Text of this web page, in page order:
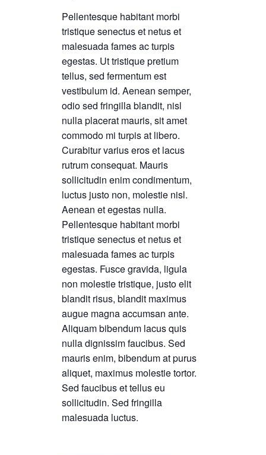
Pellentesque habitant morbi
tristique senectus et netus et
malesuada fames ac turpis
egestas. Ut tristique pretium
tellus, sed fermentum est
vestibulum id. Aenean semper,
odio sed fringilla blandit, nisl
nulla placerat mauris, sit amet
commodo mi turpis at libero.
Curabitur varius eros et lacus
rutrum consequat. Mauris
sollicitudin enim condimentum,
luctus justo non, molestie nisl.
Aenean et egestas nulla.
Pellentesque habitant morbi
tristique senectus et netus et
malesuada fames ac turpis
egestas. Fusce gravida, ligula
non molestie tristique, justo elit
blandit risus, blandit maximus
augue magna accumsan ante.
Aliquam bibendum lacus quis
nulla dignissim faucibus. Sed
mauris enim, bibendum at purus
aliquet, maximus molestie tortor.
Sed faucibus et tellus eu
sollicitudin. Sed fringilla
malesuada luctus.